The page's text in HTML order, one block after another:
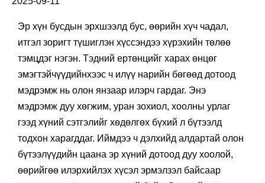
2025-09-11
Эр хүн бусдын эрхшээлд бус, өөрийн хүч чадал,
итгэл зоригт түшиглэн хүссэндээ хүрэхийн төлөө
тэмцдэг нэгэн. Тэдний ертөнцийг харах өнцөг
эмэгтэйчүүдийнхээс ч илүү нарийн бөгөөд дотоод
мэдрэмж нь олон янзаар илэрч гардаг. Энэ
мэдрэмж дуу хөгжим, уран зохиол, хоолны урлаг
гээд хүний сэтгэлийг хөдөлгөх бүхий л бүтээлд
тодхон харагддаг. Иймдээ ч дэлхийд алдартай олон
бүтээлүүдийн цаана эр хүний дотоод дуу хоолой,